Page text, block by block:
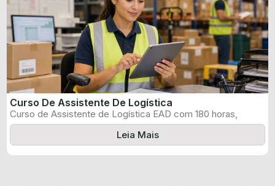
Curso De Assistente De Logística
Curso de Assistente de Logística EAD com 180 horas,
certificado informado pelo produtor ...
Leia Mais